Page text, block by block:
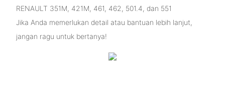
RENAULT 351M, 421M, 461, 462, 501.4, dan 551
Jika Anda memerlukan detail atau bantuan lebih lanjut,
jangan ragu untuk bertanya!